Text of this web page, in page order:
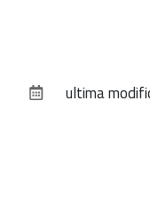
documento
ultima